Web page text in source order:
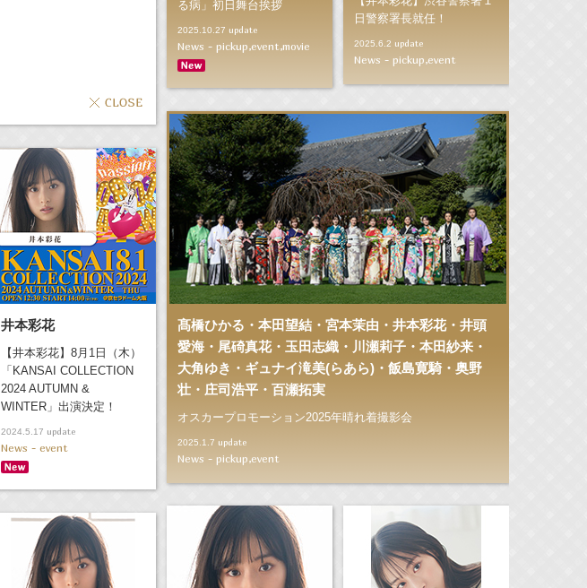
る病」初日舞台挨拶
2025.10.27 update
News - pickup,event,movie
日警察署長就任！
2025.6.2 update
News - pickup,event
髙橋ひかる・本田望結・宮本茉由・井本彩花・井頭
愛海・尾碕真花・玉田志織・川瀬莉子・本田紗来・
大角ゆき・ギュナイ滝美(らあら)・飯島寛騎・奥野
壮・庄司浩平・百瀬拓実
オスカープロモーション2025年晴れ着撮影会
2025.1.7 update
News - pickup,event
井本彩花
【井本彩花】8月1日（木）
「KANSAI COLLECTION
2024 AUTUMN &
WINTER」出演決定！
2024.5.17 update
News - event